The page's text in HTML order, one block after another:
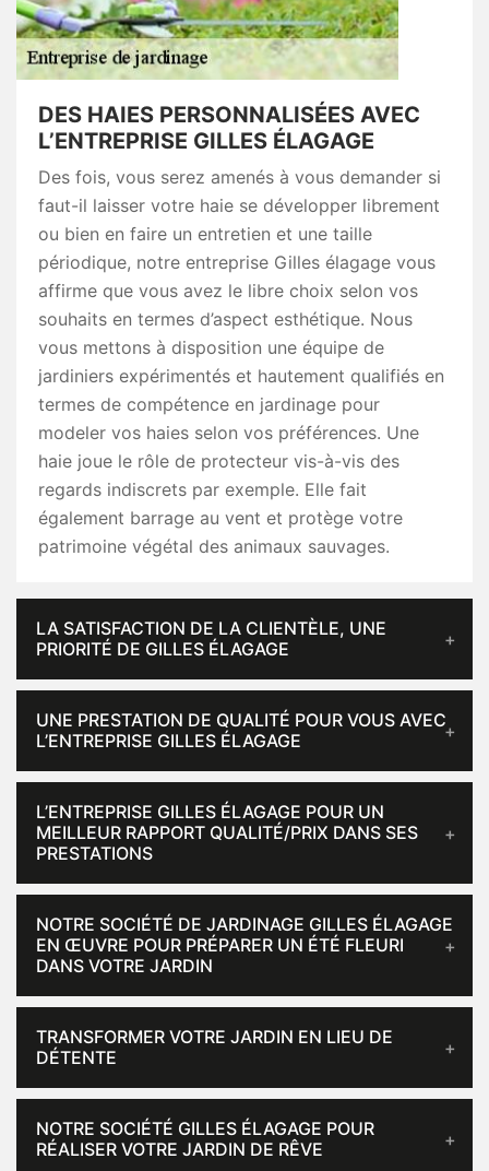
DES HAIES PERSONNALISÉES AVEC
L’ENTREPRISE GILLES ÉLAGAGE
Des fois, vous serez amenés à vous demander si
faut-il laisser votre haie se développer librement
ou bien en faire un entretien et une taille
périodique, notre entreprise Gilles élagage vous
affirme que vous avez le libre choix selon vos
souhaits en termes d’aspect esthétique. Nous
vous mettons à disposition une équipe de
jardiniers expérimentés et hautement qualifiés en
termes de compétence en jardinage pour
modeler vos haies selon vos préférences. Une
haie joue le rôle de protecteur vis-à-vis des
regards indiscrets par exemple. Elle fait
également barrage au vent et protège votre
patrimoine végétal des animaux sauvages.
LA SATISFACTION DE LA CLIENTÈLE, UNE
PRIORITÉ DE GILLES ÉLAGAGE
UNE PRESTATION DE QUALITÉ POUR VOUS AVEC
L’ENTREPRISE GILLES ÉLAGAGE
L’ENTREPRISE GILLES ÉLAGAGE POUR UN
MEILLEUR RAPPORT QUALITÉ/PRIX DANS SES
PRESTATIONS
NOTRE SOCIÉTÉ DE JARDINAGE GILLES ÉLAGAGE
EN ŒUVRE POUR PRÉPARER UN ÉTÉ FLEURI
DANS VOTRE JARDIN
TRANSFORMER VOTRE JARDIN EN LIEU DE
DÉTENTE
NOTRE SOCIÉTÉ GILLES ÉLAGAGE POUR
RÉALISER VOTRE JARDIN DE RÊVE